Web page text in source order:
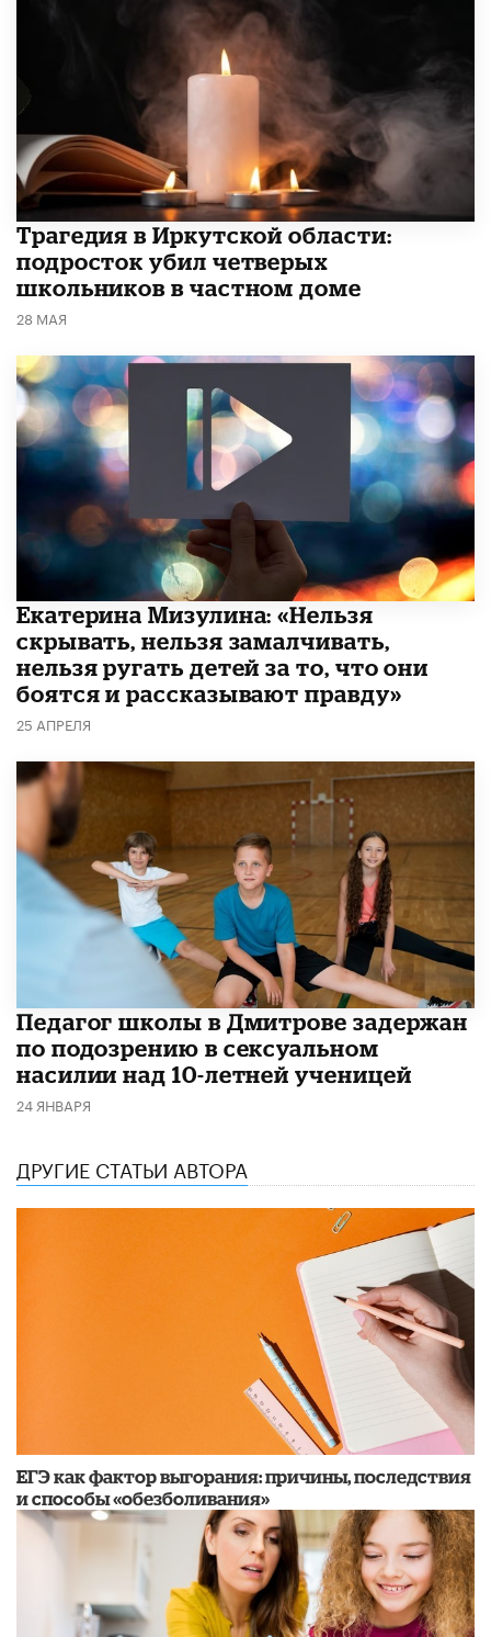
Трагедия в Иркутской области:
подросток убил четверых
школьников в частном доме
28 МАЯ
Екатерина Мизулина: «Нельзя
скрывать, нельзя замалчивать,
нельзя ругать детей за то, что они
боятся и рассказывают правду»
25 АПРЕЛЯ
Педагог школы в Дмитрове задержан
по подозрению в сексуальном
насилии над 10-летней ученицей
24 ЯНВАРЯ
ДРУГИЕ СТАТЬИ АВТОРА
​ЕГЭ как фактор выгорания: причины, последствия
и способы «обезболивания»